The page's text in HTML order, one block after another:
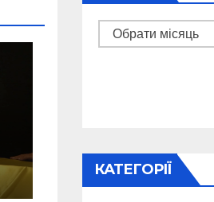
Архіви
КАТЕГОРІЇ